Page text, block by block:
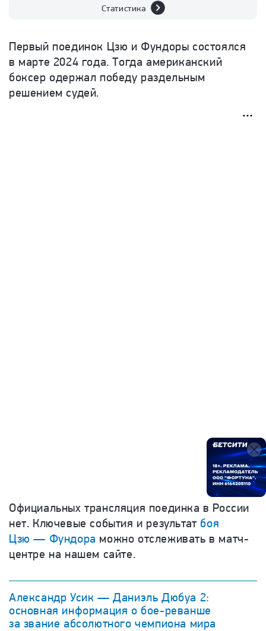
Статистика
Первый поединок Цзю и Фундоры состоялся
в марте 2024 года. Тогда американский
боксер одержал победу раздельным
решением судей.
Официальных трансляция поединка в России
нет. Ключевые события и результат боя
Цзю — Фундора можно отслеживать в матч-
центре на нашем сайте.
Александр Усик — Даниэль Дюбуа 2:
основная информация о бое-реванше
за звание абсолютного чемпиона мира